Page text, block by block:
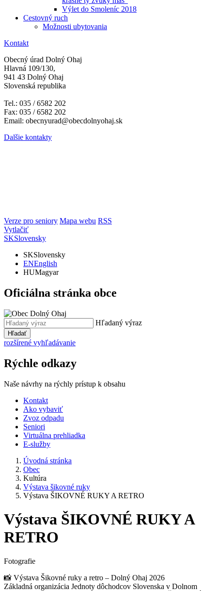
Výlet do Smoleníc 2018
Cestovný ruch
Možnosti ubytovania
Kontakt
Obecný úrad Dolný Ohaj
Hlavná 109/130,
941 43 Dolný Ohaj
Slovenská republika
Tel.: 035 / 6582 202
Fax: 035 / 6582 202
Email: obecnyurad@obecdolnyohaj.sk
Dalšie kontakty
Verze pro seniory Mapa webu RSS
Vytlačiť
SKSlovensky
SKSlovensky
ENEnglish
HUMagyar
Oficiálna stránka obce
Hľadaný výraz
Hľadať
rozšírené vyhľadávanie
Rýchle odkazy
Naše návrhy na rýchly prístup k obsahu
Kontakt
Ako vybaviť
Zvoz odpadu
Seniori
Virtuálna prehliadka
E-služby
Úvodná stránka
Obec
Kultúra
Výstava šikovné ruky
Výstava ŠIKOVNÉ RUKY A RETRO
Výstava ŠIKOVNÉ RUKY A
RETRO
Fotografie
📸 Výstava Šikovné ruky a retro – Dolný Ohaj 2026
Základná organizácia Jednoty dôchodcov Slovenska v Dolnom